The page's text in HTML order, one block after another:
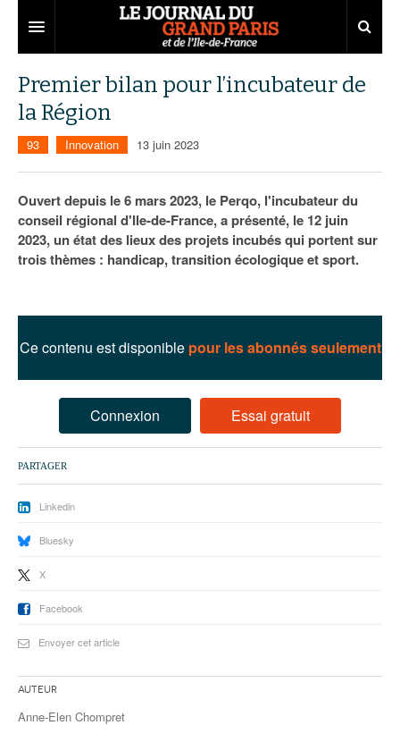
Territoires
Aménagement
Institutions
Services urbains
Entreprises
Emploi
Attractivité
75
77
93
Carnet
Nominations
Les Assises du Grand Paris
Premier bilan pour l’incubateur de
la Région
93 Innovation 13 juin 2023
Ouvert depuis le 6 mars 2023, le Perqo, l'incubateur du
conseil régional d'Ile-de-France, a présenté, le 12 juin
2023, un état des lieux des projets incubés qui portent sur
trois thèmes : handicap, transition écologique et sport.
Ce contenu est disponible pour les abonnés seulement
Connexion Essai gratuit
PARTAGER
Linkedin
Bluesky
X
Facebook
Envoyer cet article
Auteur
Anne-Elen Chompret